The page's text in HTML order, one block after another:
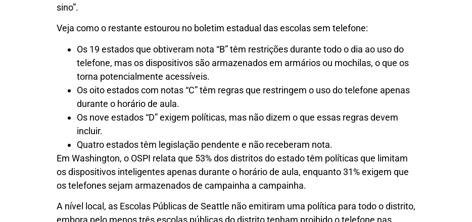
sino”.
Veja como o restante estourou no boletim estadual das escolas sem telefone:
Os 19 estados que obtiveram nota “B” têm restrições durante todo o dia ao uso do
telefone, mas os dispositivos são armazenados em armários ou mochilas, o que os
torna potencialmente acessíveis.
Os oito estados com notas “C” têm regras que restringem o uso do telefone apenas
durante o horário de aula.
Os nove estados “D” exigem políticas, mas não dizem o que essas regras devem
incluir.
Quatro estados têm legislação pendente e não receberam nota.
Em Washington, o OSPI relata que 53% dos distritos do estado têm políticas que limitam
os dispositivos inteligentes apenas durante o horário de aula, enquanto 31% exigem que
os telefones sejam armazenados de campainha a campainha.
A nível local, as Escolas Públicas de Seattle não emitiram uma política para todo o distrito,
embora pelo menos três escolas públicas do distrito tenham proibido o telefone nas